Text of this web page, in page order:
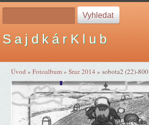
S a j d k á r K l u b
Úvod »Fotoalbum»Sraz 2014»sobota2 (22)-800